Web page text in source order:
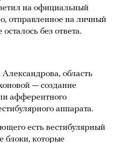
на официальный
отправленное на личный
без ответа.
область
— создание
афферентного
аппарата.
есть вестибулярный
блоки, которые